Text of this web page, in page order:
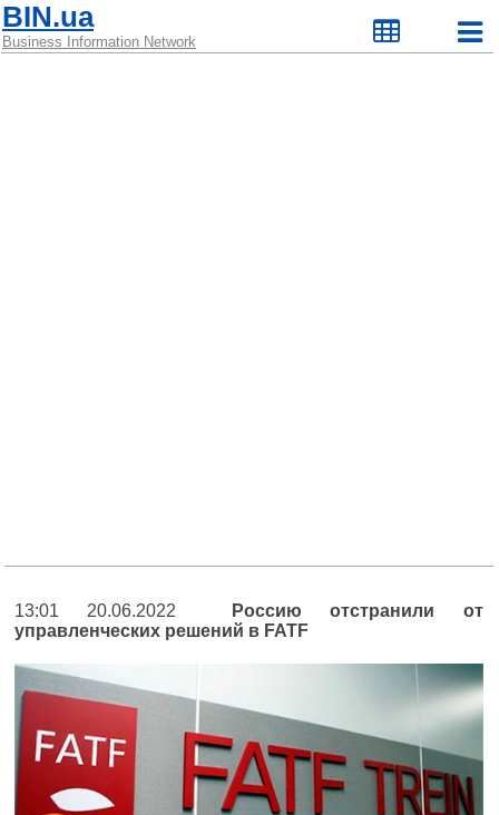
BIN.ua
Business Information Network
13:01 20.06.2022
Россию отстранили от
управленческих решений в FATF